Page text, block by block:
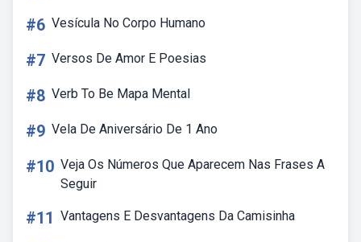
#6 Vesícula No Corpo Humano
#7 Versos De Amor E Poesias
#8 Verb To Be Mapa Mental
#9 Vela De Aniversário De 1 Ano
#10 Veja Os Números Que Aparecem Nas Frases A
Seguir
#11 Vantagens E Desvantagens Da Camisinha